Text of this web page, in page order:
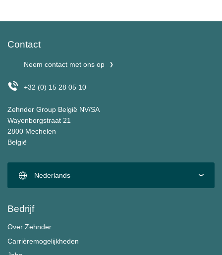
Contact
Neem contact met ons op
+32 (0) 15 28 05 10
Zehnder Group België NV/SA
Wayenborgstraat 21
2800 Mechelen
België
Nederlands
Bedrijf
Over Zehnder
Carrièremogelijkheden